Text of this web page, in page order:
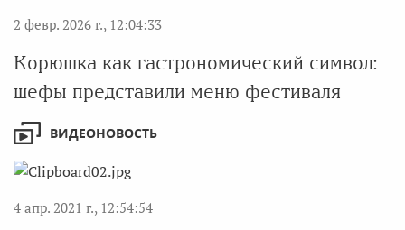
2 февр. 2026 г., 12:04:33
Корюшка как гастрономический символ:
шефы представили меню фестиваля
ВИДЕОНОВОСТЬ
4 апр. 2021 г., 12:54:54